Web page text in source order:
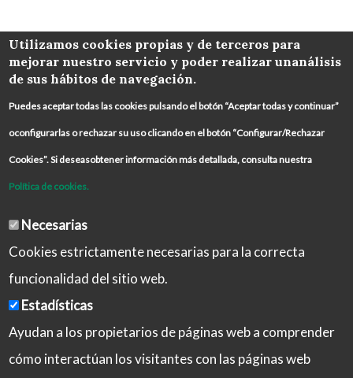
COLABORA
Utilizamos cookies propias y de terceros para
mejorar nuestro servicio y poder realizar unanálisis
de sus hábitos de navegación.
Puedes aceptar todas las cookies pulsando el botón “Aceptar todas y continuar”
oconfigurarlas o rechazar su uso clicando en el botón “Configurar/Rechazar
Cookies”. Si deseasobtener información más detallada, consulta nuestra
Política de cookies.
Necesarias
Cookies estrictamente necesarias para la correcta
funcionalidad del sitio web.
Estadísticas
Ayudan a los propietarios de páginas web a comprender
cómo interactúan los visitantes con las páginas web